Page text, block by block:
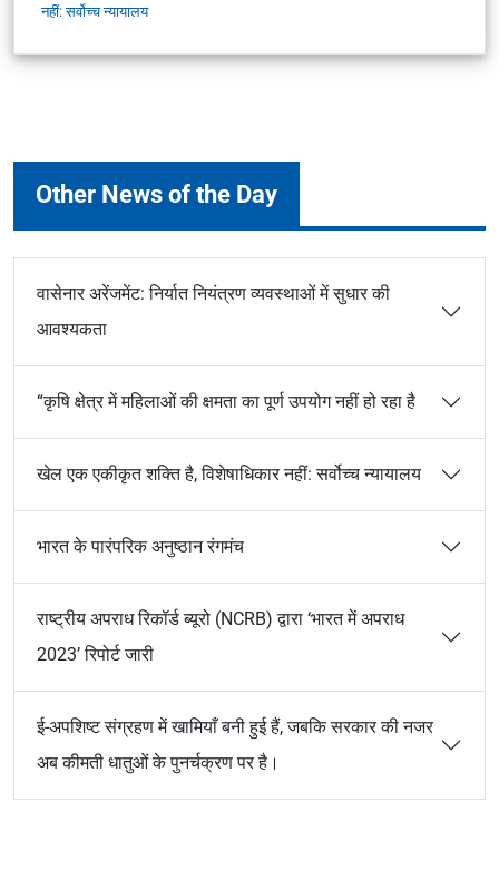
नहीं: सर्वोच्च न्यायालय
Other News of the Day
वासेनार अरेंजमेंट: निर्यात नियंत्रण व्यवस्थाओं में सुधार की
आवश्यकता
“कृषि क्षेत्र में महिलाओं की क्षमता का पूर्ण उपयोग नहीं हो रहा है
खेल एक एकीकृत शक्ति है, विशेषाधिकार नहीं: सर्वोच्च न्यायालय
भारत के पारंपरिक अनुष्ठान रंगमंच
राष्ट्रीय अपराध रिकॉर्ड ब्यूरो (NCRB) द्वारा ‘भारत में अपराध
2023’ रिपोर्ट जारी
ई-अपशिष्ट संग्रहण में खामियाँ बनी हुई हैं, जबकि सरकार की नजर
अब कीमती धातुओं के पुनर्चक्रण पर है।